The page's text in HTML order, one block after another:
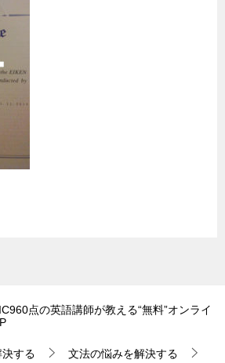
点の英語講師が教える“無料”オンライ
する 文法の悩みを解決する